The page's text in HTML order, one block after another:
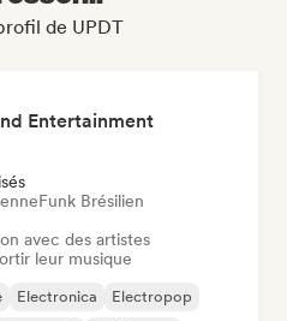
de UPDT
Entertainment
Funk Brésilien
avec des artistes
leur musique
Electronica
Electropop